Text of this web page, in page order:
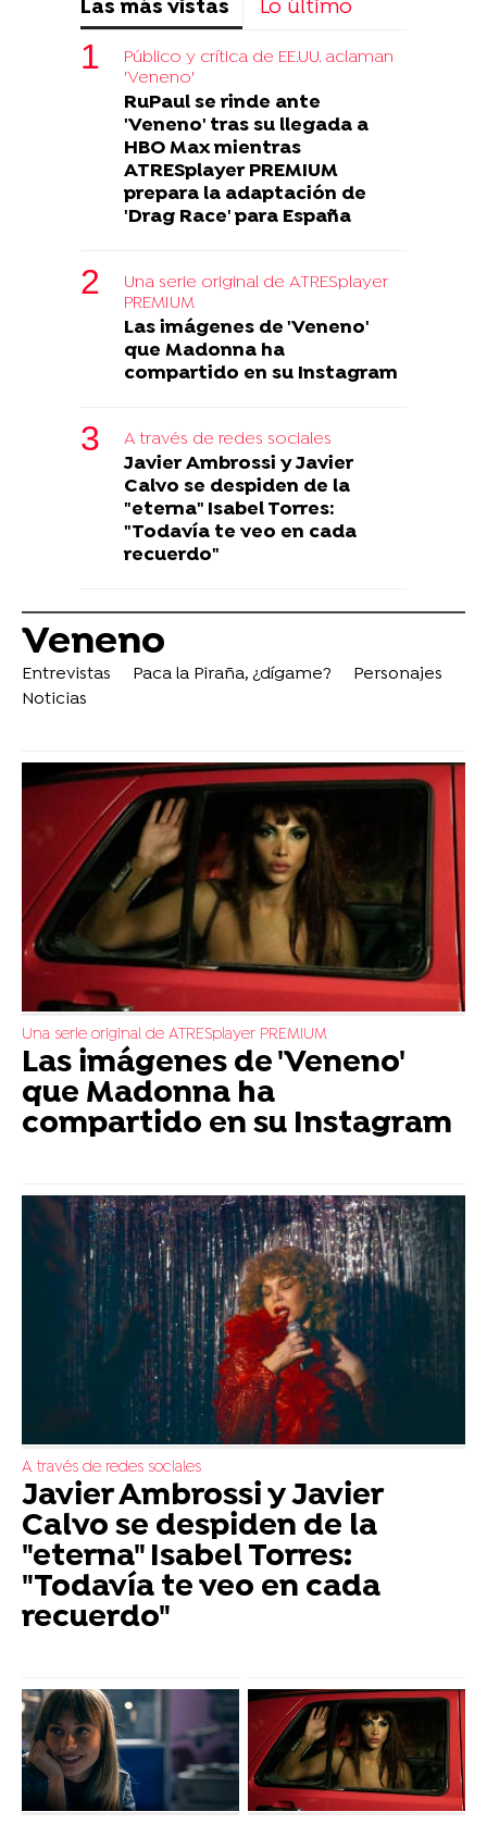
Las más vistas Lo último
Público y crítica de EE.UU. aclaman
'Veneno'
RuPaul se rinde ante
'Veneno' tras su llegada a
HBO Max mientras
ATRESplayer PREMIUM
prepara la adaptación de
'Drag Race' para España
Una serie original de ATRESplayer
PREMIUM
Las imágenes de 'Veneno'
que Madonna ha
compartido en su Instagram
A través de redes sociales
Javier Ambrossi y Javier
Calvo se despiden de la
"eterna" Isabel Torres:
"Todavía te veo en cada
recuerdo"
Veneno
Entrevistas Paca la Piraña, ¿dígame?
Personajes
Noticias
Una serie original de ATRESplayer PREMIUM
Las imágenes de 'Veneno'
que Madonna ha
compartido en su Instagram
A través de redes sociales
Javier Ambrossi y Javier
Calvo se despiden de la
"eterna" Isabel Torres:
"Todavía te veo en cada
recuerdo"